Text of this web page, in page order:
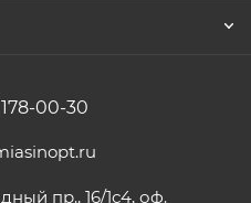
00-30
пр., 16/1с4, оф.